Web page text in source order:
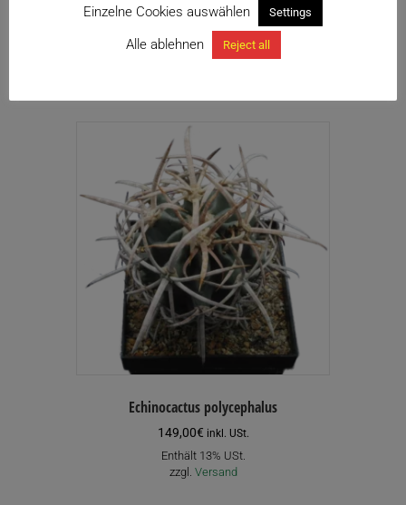
Zu meiner Wunschliste hinzufügen
Weiterlesen
Echinocactus polycephalus
149,00€ inkl. USt.
Enthält 13% USt.
zzgl. Versand
Einzelne Cookies auswählen Settings
Alle ablehnen Reject all